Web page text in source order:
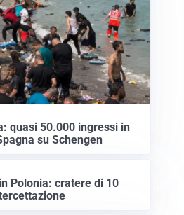
quasi 50.000 ingressi in
su Schengen
Polonia: cratere di 10